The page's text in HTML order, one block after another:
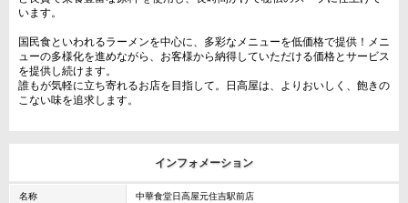
います。
国民食といわれるラーメンを中心に、多彩なメニューを低価格で提供！メニ
ューの多様化を進めながら、お客様から納得していただける価格とサービス
を提供し続けます。
誰もが気軽に立ち寄れるお店を目指して。日高屋は、よりおいしく、飽きの
こない味を追求します。
インフォメーション
名称 中華食堂日高屋元住吉駅前店